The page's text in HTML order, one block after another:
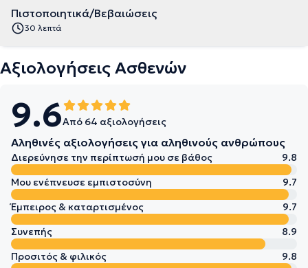
Πιστοποιητικά/Βεβαιώσεις
30 λεπτά
Αξιολογήσεις Ασθενών
9.6Από 64 αξιολογήσεις
Αληθινές αξιολογήσεις για αληθινούς ανθρώπους
Διερεύνησε την περίπτωσή μου σε βάθος
9.8
Μου ενέπνευσε εμπιστοσύνη
9.7
Έμπειρος & καταρτισμένος
9.7
Συνεπής
8.9
Προσιτός & φιλικός
9.8